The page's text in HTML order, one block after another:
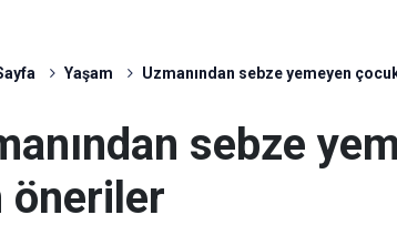
Yaşam Uzmanından sebze yemeyen
sebze
öneriler